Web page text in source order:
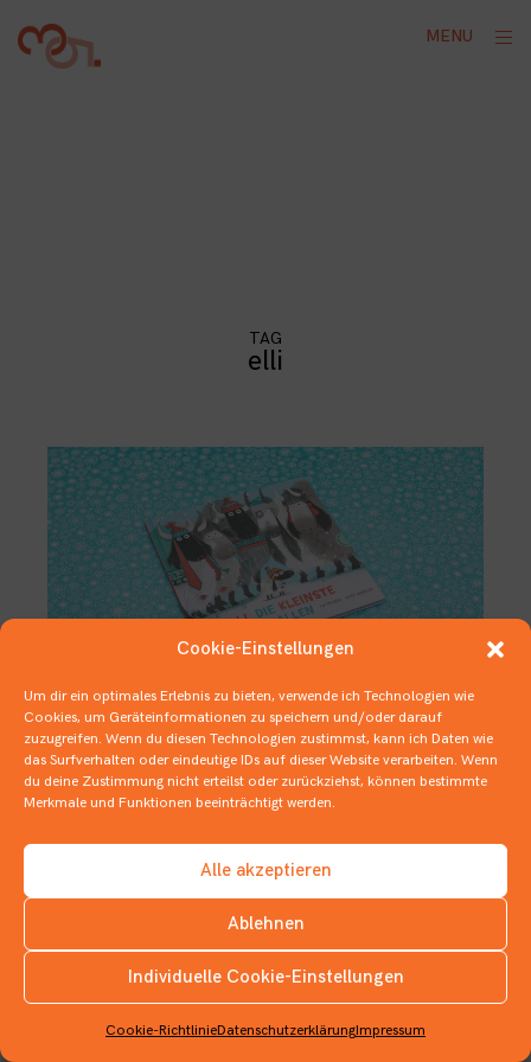
Cookie-Einstellungen
Um dir ein optimales Erlebnis zu bieten, verwende ich Technologien wie
Cookies, um Geräteinformationen zu speichern und/oder darauf
zuzugreifen. Wenn du diesen Technologien zustimmst, kann ich Daten wie
das Surfverhalten oder eindeutige IDs auf dieser Website verarbeiten. Wenn
du deine Zustimmung nicht erteilst oder zurückziehst, können bestimmte
Merkmale und Funktionen beeinträchtigt werden.
Alle akzeptieren
Ablehnen
Individuelle Cookie-Einstellungen
Cookie-RichtlinieDatenschutzerklärungImpressum
content
MENU
INSTAGRAM
TAG
elli
Großes von der Kleinen
23. DEZEMBER 2021
1 BUCH IN 3 ZITATEN ,1 BUCH IN …, BILDERBÜCHER